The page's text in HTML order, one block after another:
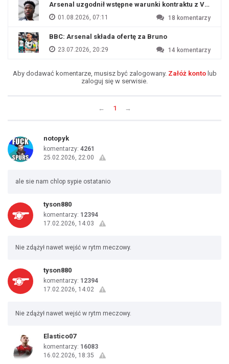
Arsenal uzgodnił wstępne warunki kontraktu z
01.08.2026, 07:11 18 komentarzy
BBC: Arsenal składa ofertę za Bruno
23.07.2026, 20:29 14 komentarzy
Aby dodawać komentarze, musisz być zalogowany. Załóż kontolub
zaloguj się w serwisie.
← 1 →
notopyk
komentarzy: 4261
25.02.2026, 22:00
ale sie nam chlop sypie ostatanio
tyson880
komentarzy: 12394
17.02.2026, 14:03
Nie zdążył nawet wejść w rytm meczowy.
tyson880
komentarzy: 12394
17.02.2026, 14:02
Nie zdążył nawet wejść w rytm meczowy.
Elastico07
komentarzy: 16083
16.02.2026, 18:35